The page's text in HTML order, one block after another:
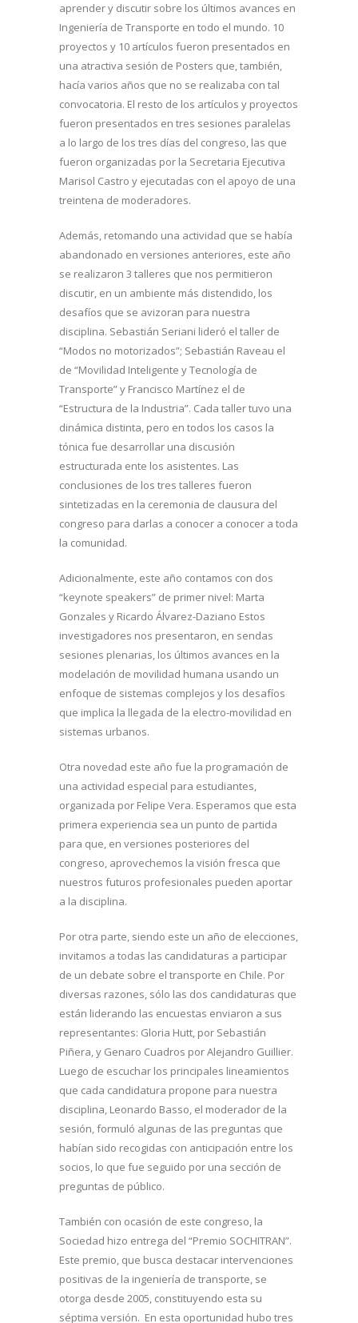
aprender y discutir sobre los últimos avances en
Ingeniería de Transporte en todo el mundo. 10
proyectos y 10 artículos fueron presentados en
una atractiva sesión de Posters que, también,
hacía varios años que no se realizaba con tal
convocatoria. El resto de los artículos y proyectos
fueron presentados en tres sesiones paralelas
a lo largo de los tres días del congreso, las que
fueron organizadas por la Secretaria Ejecutiva
Marisol Castro y ejecutadas con el apoyo de una
treintena de moderadores.
Además, retomando una actividad que se había
abandonado en versiones anteriores, este año
se realizaron 3 talleres que nos permitieron
discutir, en un ambiente más distendido, los
desafíos que se avizoran para nuestra
disciplina. Sebastián Seriani lideró el taller de
“Modos no motorizados”; Sebastián Raveau el
de “Movilidad Inteligente y Tecnología de
Transporte” y Francisco Martínez el de
“Estructura de la Industria”. Cada taller tuvo una
dinámica distinta, pero en todos los casos la
tónica fue desarrollar una discusión
estructurada ente los asistentes. Las
conclusiones de los tres talleres fueron
sintetizadas en la ceremonia de clausura del
congreso para darlas a conocer a conocer a toda
la comunidad.
Adicionalmente, este año contamos con dos
“keynote speakers” de primer nivel: Marta
Gonzales y Ricardo Álvarez-Daziano Estos
investigadores nos presentaron, en sendas
sesiones plenarias, los últimos avances en la
modelación de movilidad humana usando un
enfoque de sistemas complejos y los desafíos
que implica la llegada de la electro-movilidad en
sistemas urbanos.
Otra novedad este año fue la programación de
una actividad especial para estudiantes,
organizada por Felipe Vera. Esperamos que esta
primera experiencia sea un punto de partida
para que, en versiones posteriores del
congreso, aprovechemos la visión fresca que
nuestros futuros profesionales pueden aportar
a la disciplina.
Por otra parte, siendo este un año de elecciones,
invitamos a todas las candidaturas a participar
de un debate sobre el transporte en Chile. Por
diversas razones, sólo las dos candidaturas que
están liderando las encuestas enviaron a sus
representantes: Gloria Hutt, por Sebastián
Piñera, y Genaro Cuadros por Alejandro Guillier.
Luego de escuchar los principales lineamientos
que cada candidatura propone para nuestra
disciplina, Leonardo Basso, el moderador de la
sesión, formuló algunas de las preguntas que
habían sido recogidas con anticipación entre los
socios, lo que fue seguido por una sección de
preguntas de público.
También con ocasión de este congreso, la
Sociedad hizo entrega del “Premio SOCHITRAN”.
Este premio, que busca destacar intervenciones
positivas de la ingeniería de transporte, se
otorga desde 2005, constituyendo esta su
séptima versión. En esta oportunidad hubo tres